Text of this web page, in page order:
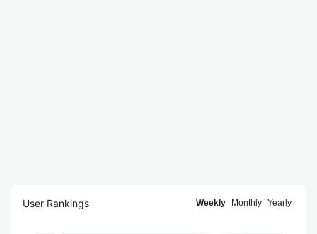
User Rankings Weekly Monthly Yearly